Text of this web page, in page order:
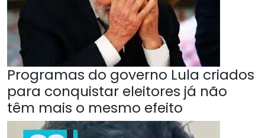
Programas do governo Lula criados
para conquistar eleitores já não
têm mais o mesmo efeito